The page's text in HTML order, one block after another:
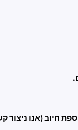
חיוב (אנו ניצור